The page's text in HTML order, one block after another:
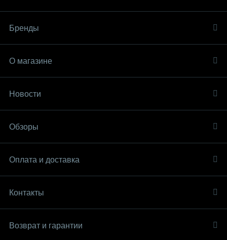
Бренды
О магазине
Новости
Обзоры
Оплата и доставка
Контакты
Возврат и гарантии